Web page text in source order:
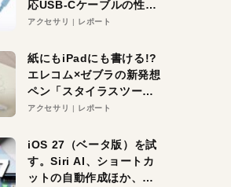
応USB-Cケーブルの性能
を検証。超コスパの1本を
アクセサリ レポート
紙にもiPadにも書ける!?
エレコム×ゼブラの新発想
ペン「スタイラスツーウ
ェイ」レビュー。持ち替
アクセサリ レポート
iOS 27（ベータ版）を試
す。Siri AI、ショートカ
ットの自動作成ほか、期